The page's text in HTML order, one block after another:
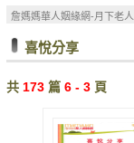
詹媽媽華人姻緣網-月下老
喜悅分享
共 173 篇 6 - 3 頁